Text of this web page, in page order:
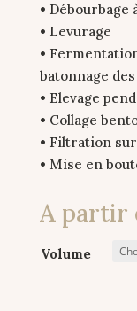
• Débourbage
• Levurage
•
batonnage
• Elevage
• Collage
• Filtration
• Mise en
A partir
Volume